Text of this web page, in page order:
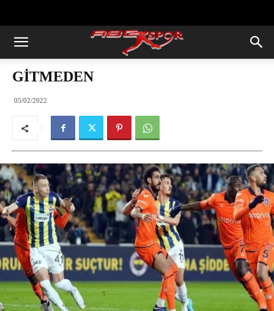
GİTMEDEN
05/02/2022